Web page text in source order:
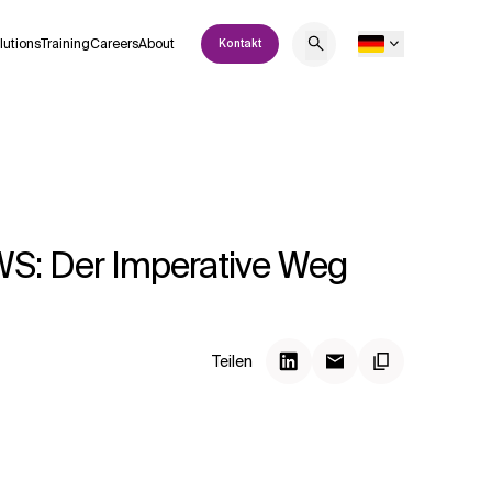
TrainingCareersAbout Kontakt
Der Imperative Weg
Teilen